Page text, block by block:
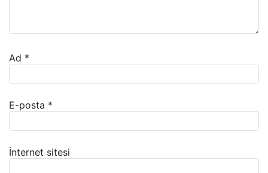
Ad *
E-posta *
İnternet sitesi